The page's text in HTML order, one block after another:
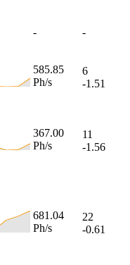
- -
585.85
Ph/s
6
-1.51
367.00
Ph/s
11
-1.56
681.04
Ph/s
22
-0.61